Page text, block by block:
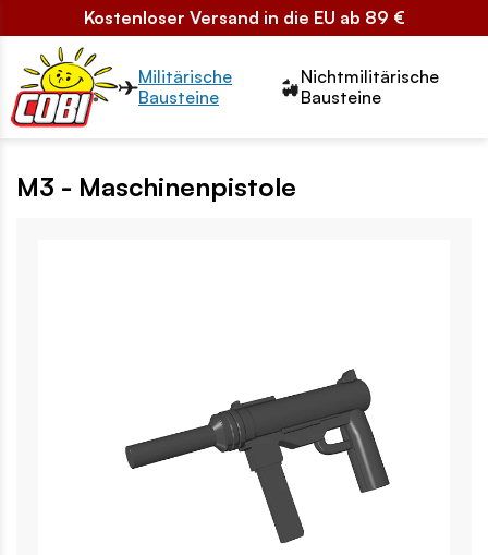
Kostenloser Versand in die EU ab 89 €
Przełącznik segmentów2
Militärische
Bausteine
Nichtmilitärische
Bausteine
M3 - Maschinenpistole